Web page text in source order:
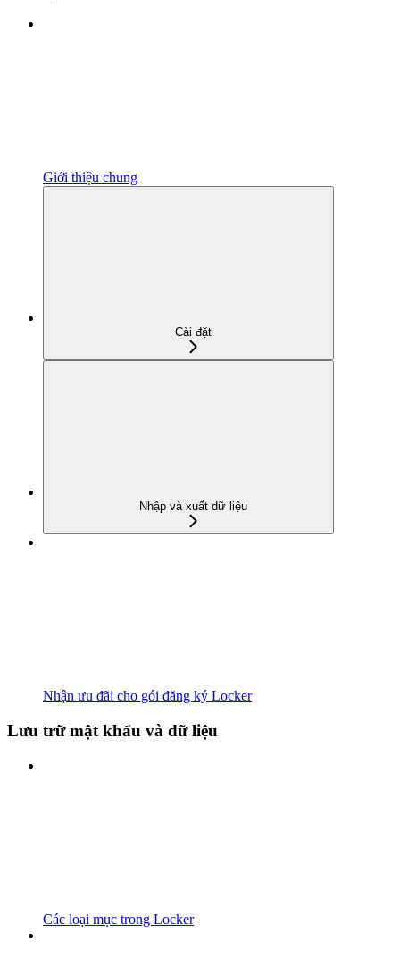
Giới thiệu chung
Cài đặt
Nhập và xuất dữ liệu
Nhận ưu đãi cho gói đăng ký Locker
Lưu trữ mật khẩu và dữ liệu
Các loại mục trong Locker